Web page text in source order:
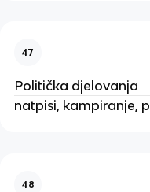
47
Politička djelovanja
natpisi, kampiranje,
48